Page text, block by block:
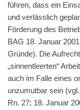
führen, dass ein
und verlässlich
Förderung des
BAG 18. Januar
Gründe). Die
„sinnentleerten“
auch im Falle eines
unzumutbar sein
Rn. 27; 18. Januar